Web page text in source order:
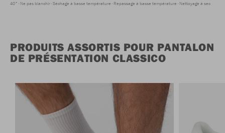
40° Ne pas blanchir Séchage à basse température Repassage à basse température Nettoyage à sec
PRODUITS ASSORTIS POUR PANTALON
DE PRÉSENTATION CLASSICO